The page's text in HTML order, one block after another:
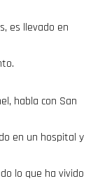
es llevado en
habla con San
en un hospital y
lo que ha vivido